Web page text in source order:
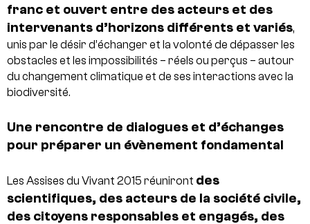
franc et ouvert entre des acteurs et des
intervenants d’horizons différents et variés,
unis par le désir d’échanger et la volonté de dépasser les
obstacles et les impossibilités – réels ou perçus – autour
du changement climatique et de ses interactions avec la
biodiversité.
Une rencontre de dialogues et d’échanges
pour préparer un évènement fondamental
Les Assises du Vivant 2015 réuniront des
scientifiques, des acteurs de la société civile,
des citoyens responsables et engagés, des